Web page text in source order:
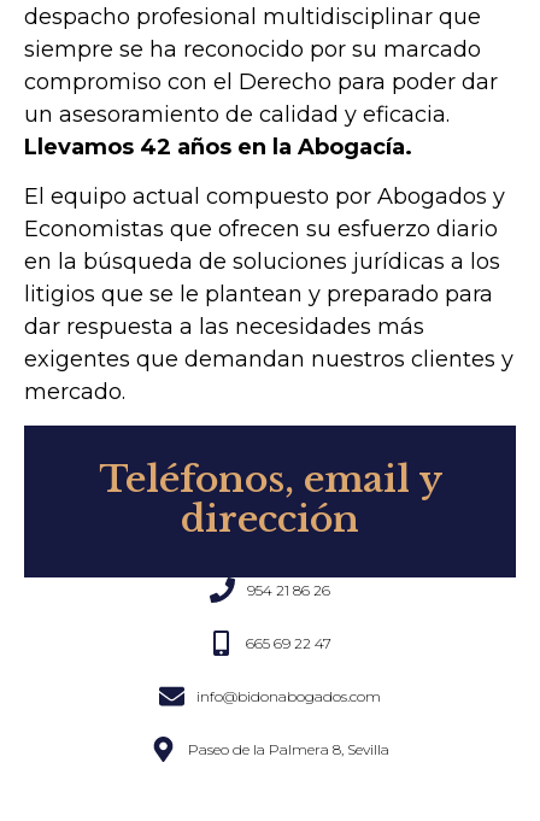
despacho profesional multidisciplinar que
siempre se ha reconocido por su marcado
compromiso con el Derecho para poder dar
un asesoramiento de calidad y eficacia.
Llevamos 42 años en la Abogacía.
El equipo actual compuesto por Abogados y
Economistas que ofrecen su esfuerzo diario
en la búsqueda de soluciones jurídicas a los
litigios que se le plantean y preparado para
dar respuesta a las necesidades más
exigentes que demandan nuestros clientes y
mercado.
Teléfonos, email y
dirección
954 21 86 26
665 69 22 47
info@bidonabogados.com
Paseo de la Palmera 8, Sevilla